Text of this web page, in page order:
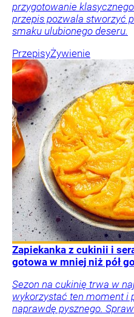
przygotowanie
przepis pozwala stworzyć
smaku ulubionego deseru.
PrzepisyŻywienie
Zapiekanka z cukinii i
gotowa w mniej niż pół
Sezon na cukinię trwa w
wykorzystać ten moment i
naprawdę pysznego.